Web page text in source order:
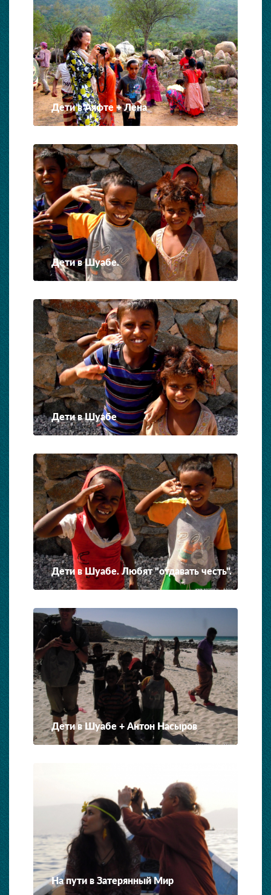
Дети в Аяфте + Лена
Дети в Шуабе.
Дети в Шуабе
Дети в Шуабе. Любят "отдавать честь".
Дети в Шуабе + Антон Насыров
На пути в Затерянный Мир